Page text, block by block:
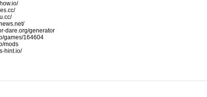
dare.org/generator
games/164604
mods
hint.io/